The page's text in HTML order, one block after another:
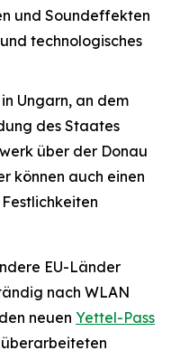
und Soundeffekten
technologisches
Ungarn, an dem
des Staates
über der Donau
können auch einen
EU-Länder
nach WLAN
neuen Yettel-Pass
überarbeiteten